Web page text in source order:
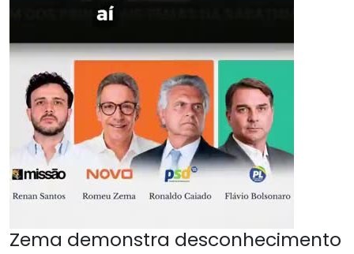
Zema demonstra desconhecimento